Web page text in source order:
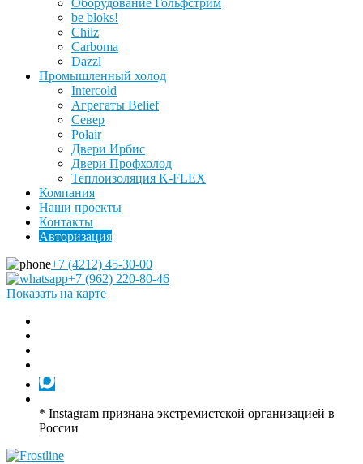
Оборудование Гольфстрим
be bloks!
Chilz
Carboma
Dazzl
Промышленный холод
Intercold
Агрегаты Belief
Север
Polair
Двери Ирбис
Двери Профхолод
Теплоизоляция K-FLEX
Компания
Наши проекты
Контакты
Авторизация
+7 (4212) 45-30-00
+7 (962) 220-80-46
Показать на карте
* Instagram признана экстремистской организацией в
России